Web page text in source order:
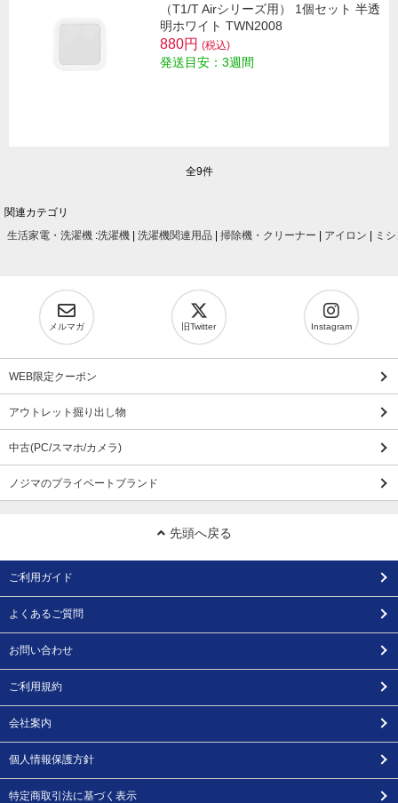
（T1/T Airシリーズ用） 1個セット 半透
明ホワイト TWN2008
880円 (税込)
発送目安：3週間
全9件
関連カテゴリ
生活家電・洗濯機 :洗濯機 | 洗濯機関連用品 | 掃除機・クリーナー | アイロン | ミ
メルマガ 旧Twitter Instagram
WEB限定クーポン
アウトレット掘り出し物
中古(PC/スマホ/カメラ)
ノジマのプライベートブランド
先頭へ戻る
ご利用ガイド
よくあるご質問
お問い合わせ
ご利用規約
会社案内
個人情報保護方針
特定商取引法に基づく表示